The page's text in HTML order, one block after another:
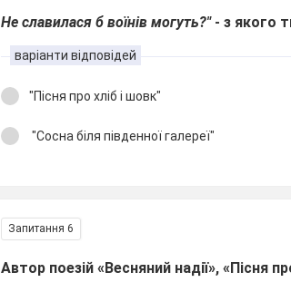
Не славилася б воїнів могуть?"- з якого
варіанти відповідей
"Пісня про хліб і шовк"
"Сосна біля південної галереї"
Запитання 6
Автор поезій «Весняний надії», «Пісня